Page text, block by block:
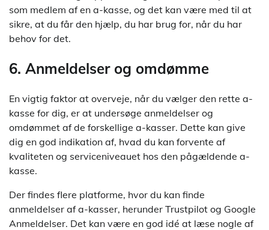
som medlem af en a-kasse, og det kan være med til at
sikre, at du får den hjælp, du har brug for, når du har
behov for det.
6. Anmeldelser og omdømme
En vigtig faktor at overveje, når du vælger den rette a-
kasse for dig, er at undersøge anmeldelser og
omdømmet af de forskellige a-kasser. Dette kan give
dig en god indikation af, hvad du kan forvente af
kvaliteten og serviceniveauet hos den pågældende a-
kasse.
Der findes flere platforme, hvor du kan finde
anmeldelser af a-kasser, herunder Trustpilot og Google
Anmeldelser. Det kan være en god idé at læse nogle af